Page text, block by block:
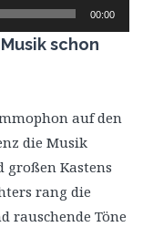
00:00
schon
auf den
die Musik
großen Kastens
rang die
rauschende Töne